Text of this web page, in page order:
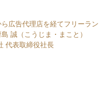
ら広告代理店を経てフリーラン
島 誠（こうじま・まこと）
代表取締役社長